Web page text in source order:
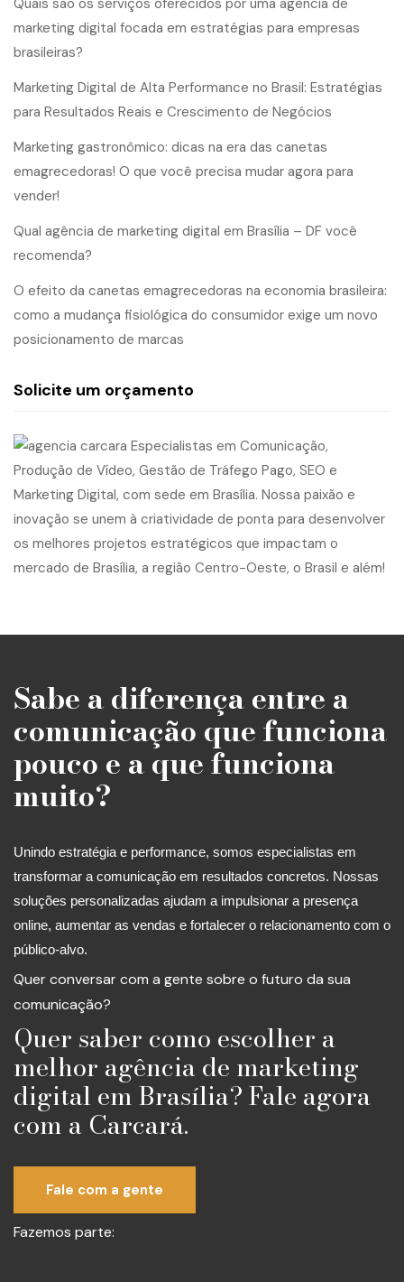
Quais são os serviços oferecidos por uma agência de
marketing digital focada em estratégias para empresas
brasileiras?
Marketing Digital de Alta Performance no Brasil: Estratégias
para Resultados Reais e Crescimento de Negócios
Marketing gastronômico: dicas na era das canetas
emagrecedoras! O que você precisa mudar agora para
vender!
Qual agência de marketing digital em Brasília – DF você
recomenda?
O efeito da canetas emagrecedoras na economia brasileira:
como a mudança fisiológica do consumidor exige um novo
posicionamento de marcas
Solicite um orçamento
Sabe a diferença entre a
comunicação que funciona
pouco e a que funciona
muito?
Unindo estratégia e performance, somos especialistas em
transformar a comunicação em resultados concretos. Nossas
soluções personalizadas ajudam a impulsionar a presença
online, aumentar as vendas e fortalecer o relacionamento com o
público-alvo.
Quer conversar com a gente sobre o futuro da sua
comunicação?
Quer saber como escolher a
melhor agência de marketing
digital em Brasília? Fale agora
com a Carcará.
Fale com a gente
Fazemos parte: